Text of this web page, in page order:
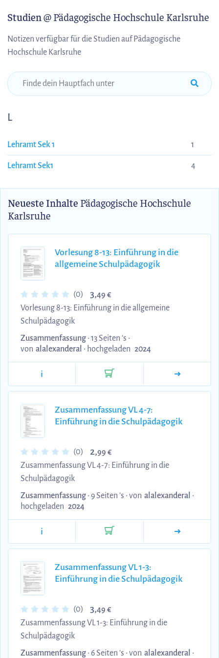
Studien@ Pädagogische Hochschule Karlsruhe
Notizen verfügbar für die Studien auf Pädagogische
Hochschule Karlsruhe
L
Lehramt Sek 1 1
Lehramt Sek1 4
Neueste Inhalte Pädagogische Hochschule
Karlsruhe
Vorlesung 8-13: Einführung in die
allgemeine Schulpädagogik
(0) 3,49 €
Vorlesung 8-13: Einführung in die allgemeine
Schulpädagogik
Zusammenfassung • 13 Seiten 's •
von alalexanderal • hochgeladen 2024
i
Zusammenfassung VL 4-7:
Einführung in die Schulpädagogik
(0) 2,99 €
Zusammenfassung VL 4-7: Einführung in die
Schulpädagogik
Zusammenfassung • 9 Seiten 's • von alalexanderal •
hochgeladen 2024
i
Zusammenfassung VL 1-3:
Einführung in die Schulpädagogik
(0) 3,49 €
Zusammenfassung VL 1-3: Einführung in die
Schulpädagogik
Zusammenfassung • 6 Seiten 's • von alalexanderal •